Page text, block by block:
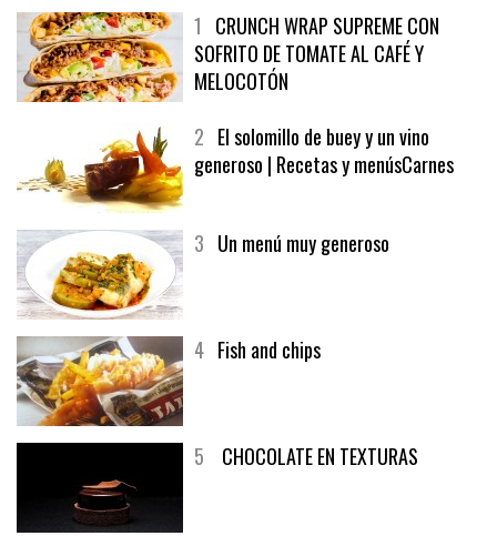
1CRUNCH WRAP SUPREME CON
SOFRITO DE TOMATE AL CAFÉ Y
MELOCOTÓN
2El solomillo de buey y un vino